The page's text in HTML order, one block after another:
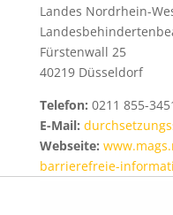
Landes Nordrhein-
Fürstenwall 25
40219 Düsseldorf
Telefon: 0211 855-
E-Mail:
Webseite:
barrierefreie-